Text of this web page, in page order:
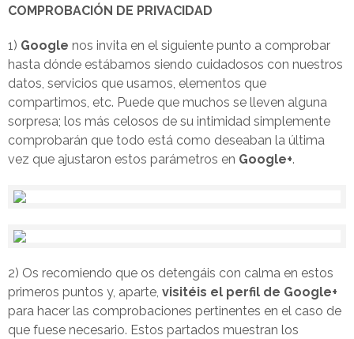
COMPROBACIÓN DE PRIVACIDAD
1) Google nos invita en el siguiente punto a comprobar
hasta dónde estábamos siendo cuidadosos con nuestros
datos, servicios que usamos, elementos que
compartimos, etc. Puede que muchos se lleven alguna
sorpresa; los más celosos de su intimidad simplemente
comprobarán que todo está como deseaban la última
vez que ajustaron estos parámetros en Google+.
2) Os recomiendo que os detengáis con calma en estos
primeros puntos y, aparte, visitéis el perfil de Google+
para hacer las comprobaciones pertinentes en el caso de
que fuese necesario. Estos partados muestran los